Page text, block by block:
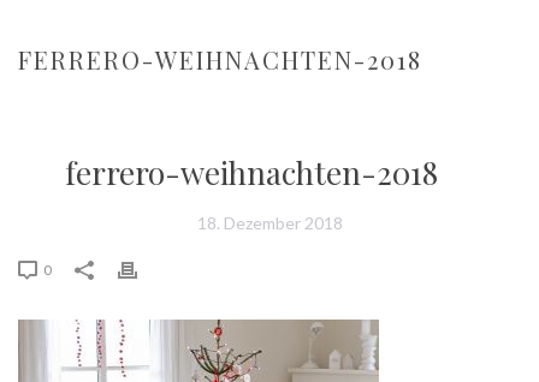
FERRERO-WEIHNACHTEN-2018
ferrero-weihnachten-2018
18. Dezember 2018
0